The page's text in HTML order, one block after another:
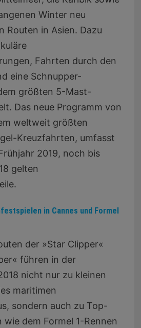
Winter neu
Routen in Asien. Dazu
Fahrten durch den
eine Schnupper-
größten 5-Mast-
Das neue Programm von
weltweit größten
Kreuzfahrten, umfasst
2019, noch bis
gelten
in Cannes und Formel
der »Star Clipper«
führen in der
nicht nur zu kleinen
maritimen
sondern auch zu Top-
dem Formel 1-Rennen